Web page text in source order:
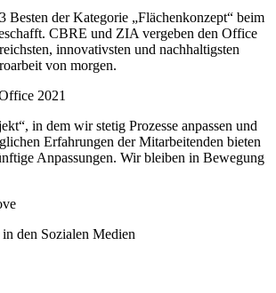
Besten der Kategorie „Flächenkonzept“ beim
CBRE und ZIA vergeben den Office
innovativsten und nachhaltigsten
von morgen.
in dem wir stetig Prozesse anpassen und
Erfahrungen der Mitarbeitenden bieten
Anpassungen. Wir bleiben in Bewegung
den Sozialen Medien